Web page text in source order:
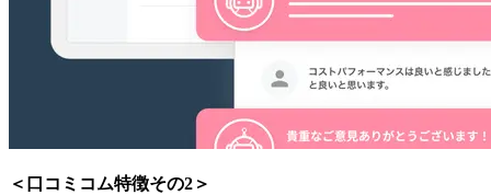
＜口コミコム特徴その2＞